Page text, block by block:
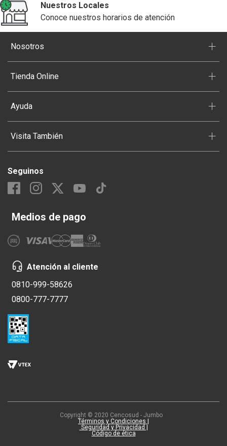
Nuestros Locales
Conoce nuestros horarios de atención
Nosotros +
Tienda Online +
Ayuda +
Visita También +
Seguinos
Medios de pago
Atención al cliente
0810-999-58626
0800-777-7777
Copyright © 2020 Cencosud - Jumbo
Términos y Condiciones |
Seguridad y Privacidad |
Código de ética